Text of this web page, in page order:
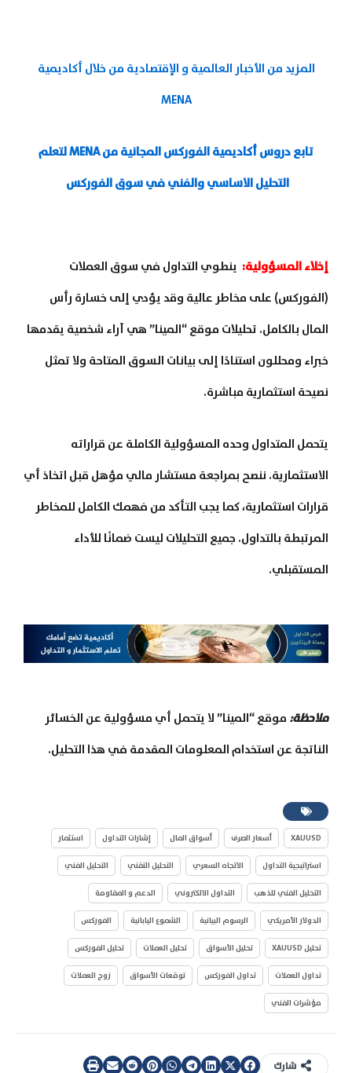
المزيد من الأخبار العالمية و الإقتصادية من خلال أكاديمية
MENA
تابع دروس أكاديمية الفوركس المجانية منMENA
لتعلم
التحليل الاساسي والفني في سوق الفوركس
إخلاء المسؤولية: ينطوي التداول في سوق العملات
(الفوركس) على مخاطر عالية وقد يؤدي إلى خسارة رأس
المال بالكامل. تحليلات موقع “المينا” هي آراء شخصية يقدمها
خبراء ومحللون استنادًا إلى بيانات السوق المتاحة ولا تمثل
نصيحة استثمارية مباشرة.
يتحمل المتداول وحده المسؤولية الكاملة عن قراراته
الاستثمارية. ننصح بمراجعة مستشار مالي مؤهل قبل اتخاذ أي
قرارات استثمارية، كما يجب التأكد من فهمك الكامل للمخاطر
المرتبطة بالتداول. جميع التحليلات ليست ضمانًا للأداء
المستقبلي.
ملاحظة: موقع “المينا” لا يتحمل أي مسؤولية عن الخسائر
الناتجة عن استخدام المعلومات المقدمة في هذا التحليل.
XAUUSD أسعار الصرف أسواق المال إشارات التداول استثمار
استراتيجية التداول الاتجاه السعري التحليل التقني التحليل الفني
التحليل الفني للذهب التداول الالكتروني الدعم و المقاومة
الدولار الأمريكي الرسوم البيانية الشموع اليابانية الفوركس
تحليل XAUUSD تحليل الأسواق تحليل العملات تحليل الفوركس
تداول العملات تداول الفوركس توقعات الأسواق زوج العملات
مؤشرات الفني
شارك